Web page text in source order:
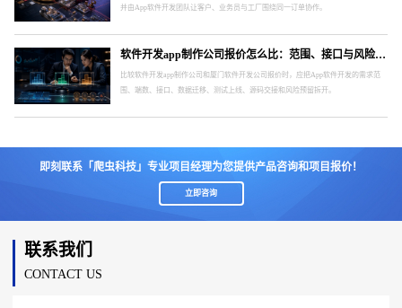
并由App软件开发团队让客户、业务员与工厂围绕同一订单协作。
软件开发app制作公司报价怎么比：范围、接口与风险要分开
比较软件开发app制作公司和厦门软件开发公司报价时，应把App软件开发的需求范
围、端数、接口、数据迁移、测试上线、源码交接和风险预留拆开。
即刻联系「爬虫科技」专业项目经理为您提供产品咨询和项目报价！
立即咨询
联系我们
CONTACT US